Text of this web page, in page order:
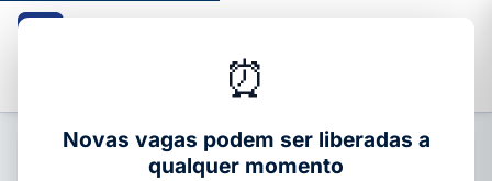
PROFISSIONALIZANTES E ÁREAS
⏰
Novas vagas podem ser liberadas a
qualquer momento